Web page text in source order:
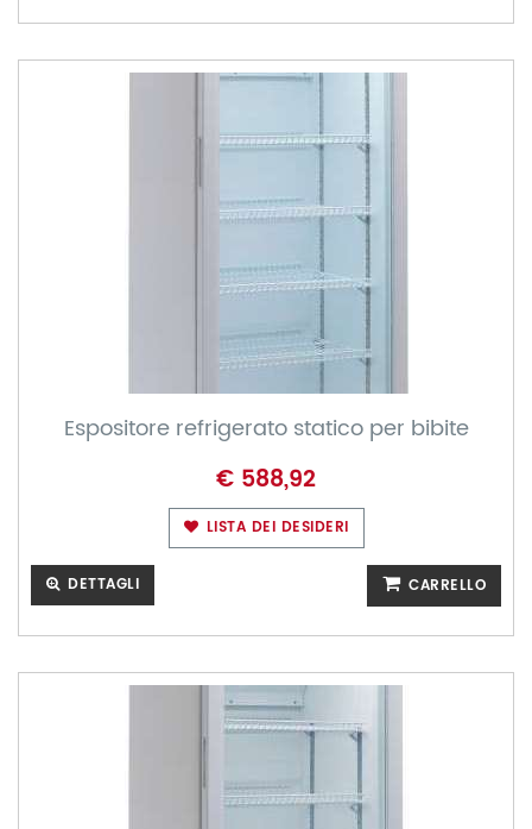
Espositore refrigerato statico per bibite
€ 588,92
LISTA DEI DESIDERI
DETTAGLI CARRELLO